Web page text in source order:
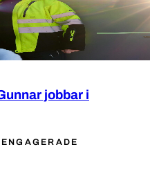
jobbar i